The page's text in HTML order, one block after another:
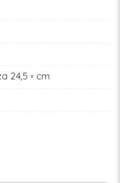
24,5 ◦ cm